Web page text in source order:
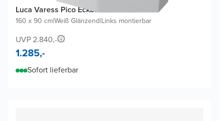
Luca Varess Pico Eckbadewanne
160 x 90 cm|Weiß Glänzend|Links montierbar
UVP 2.840,-
1.285,-
Sofort lieferbar